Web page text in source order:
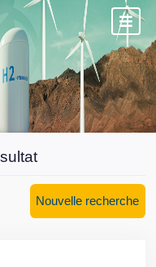
Nouvelle recherche